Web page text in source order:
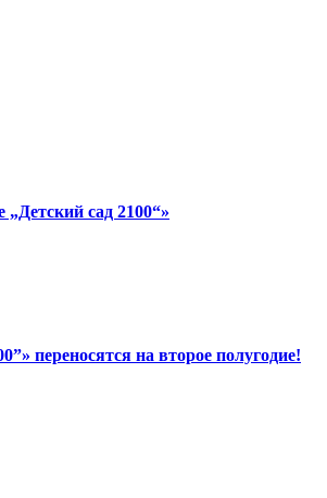
сад 2100“»
переносятся на второе полугодие!